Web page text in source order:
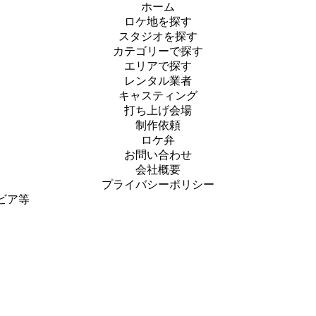
ホーム
ロケ地を探す
スタジオを探す
カテゴリーで探す
エリアで探す
レンタル業者
キャスティング
打ち上げ会場
制作依頼
ロケ弁
お問い合わせ
会社概要
プライバシーポリシー
ア等